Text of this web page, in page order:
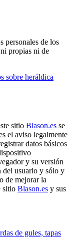
personales de los
propias ni de
sobre heráldica
sitio Blason.es se
el aviso legalmente
datos básicos
y su versión
del usuario y sólo y
de mejorar la
sitio Blason.es y sus